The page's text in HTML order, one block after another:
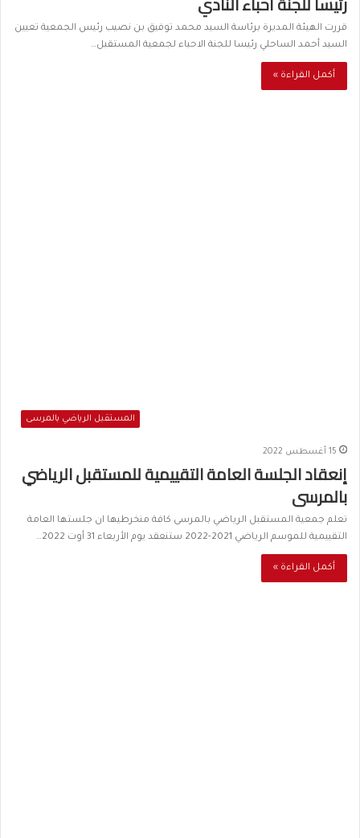
قررت الهيئة المديرة برئاسة السيد محمد توفيق بن نصيب رئيس الجمعية تعيين
السيد أحمد الساحلي رئيسا للجنة الاحباء لجمعية المستقبل…
أكمل القراءة »
المستقبل الرياضي بالمرسى
15 أغسطس 2022
إنعقاد الجلسة العامة التقييمية للمستقبل الرياضي
بالمرسى
تعلم جمعية المستقبل الرياضي بالمرسى كافة منخرطيها ان جلستها العامة
التقييمية للموسم الرياضي 2021-2022 ستنعقد يوم الأربعاء 31 أوت 2022…
أكمل القراءة »